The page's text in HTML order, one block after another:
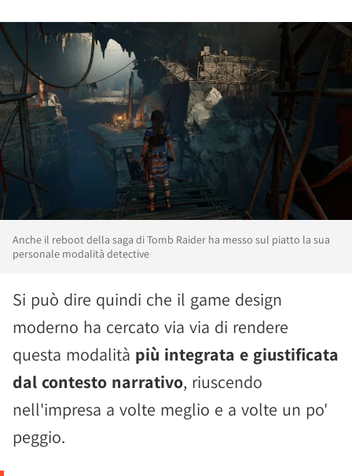
Anche il reboot della saga di Tomb Raider ha messo sul piatto la sua
personale modalità detective
Si può dire quindi che il game design
moderno ha cercato via via di rendere
questa modalità più integrata e giustificata
dal contesto narrativo, riuscendo
nell'impresa a volte meglio e a volte un po'
peggio.